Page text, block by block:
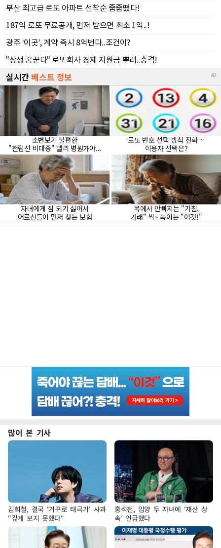
많이 본 기사
김희철, 결국 '거꾸로 태극기' 사과
"깊게 보지 못했다"
홍석천, 입양 두 자녀에 '재산 상
속' 언급했다